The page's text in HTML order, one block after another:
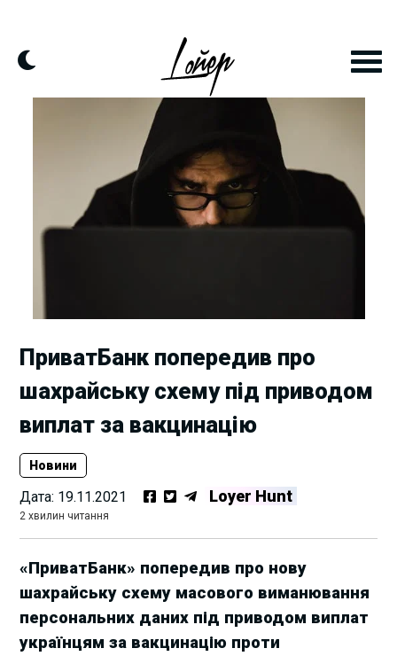
content
ПриватБанк попередив про
шахрайську схему під приводом
виплат за вакцинацію
Новини
Дата: 19.11.2021 Loyer Hunt
2 хвилин читання
«ПриватБанк» попередив про нову
шахрайську схему масового виманювання
персональних даних під приводом виплат
українцям за вакцинацію проти